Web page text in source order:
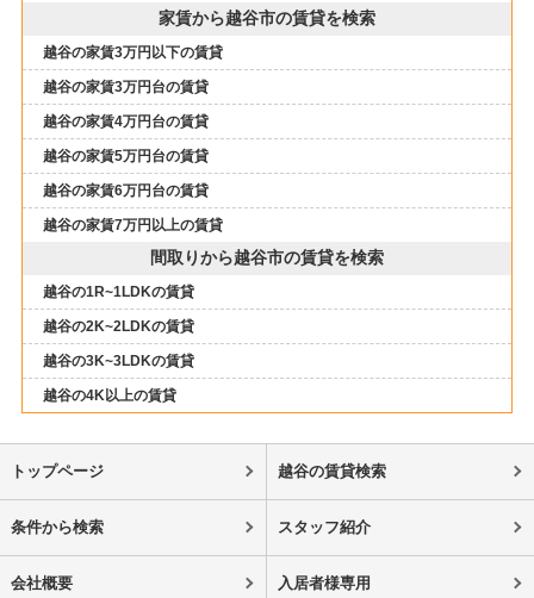
家賃から越谷市の賃貸を検索
越谷の家賃3万円以下の賃貸
越谷の家賃3万円台の賃貸
越谷の家賃4万円台の賃貸
越谷の家賃5万円台の賃貸
越谷の家賃6万円台の賃貸
越谷の家賃7万円以上の賃貸
間取りから越谷市の賃貸を検索
越谷の1R~1LDKの賃貸
越谷の2K~2LDKの賃貸
越谷の3K~3LDKの賃貸
越谷の4K以上の賃貸
トップページ 越谷の賃貸検索
条件から検索 スタッフ紹介
会社概要 入居者様専用